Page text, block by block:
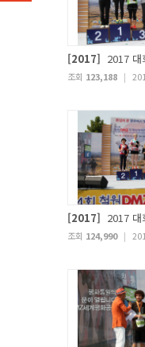
[2017] 2017 대
조회 123,188 |
[2017] 2017 대
조회 124,990 |